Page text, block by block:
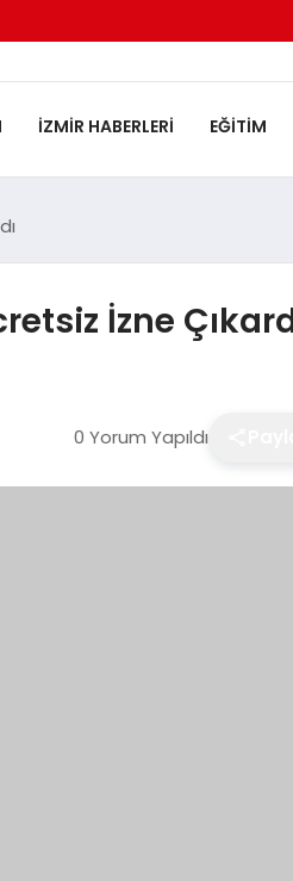
İZMIR HABERLERI EĞITIM
İzne
0 Yorum Yapıldı